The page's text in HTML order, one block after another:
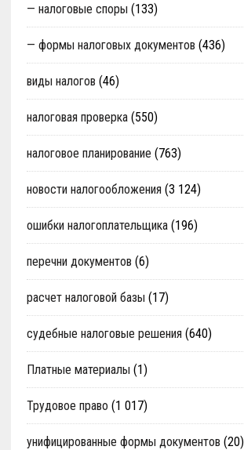
— налоговые споры (133)
— формы налоговых документов (436)
виды налогов (46)
налоговая проверка(550)
налоговое планирование (763)
новости налогообложения (3 124)
ошибки налогоплательщика(196)
перечни документов (6)
расчет налоговой базы (17)
судебные налоговые решения (640)
Платные материалы (1)
Трудовое право (1 017)
унифицированные формы документов (20)